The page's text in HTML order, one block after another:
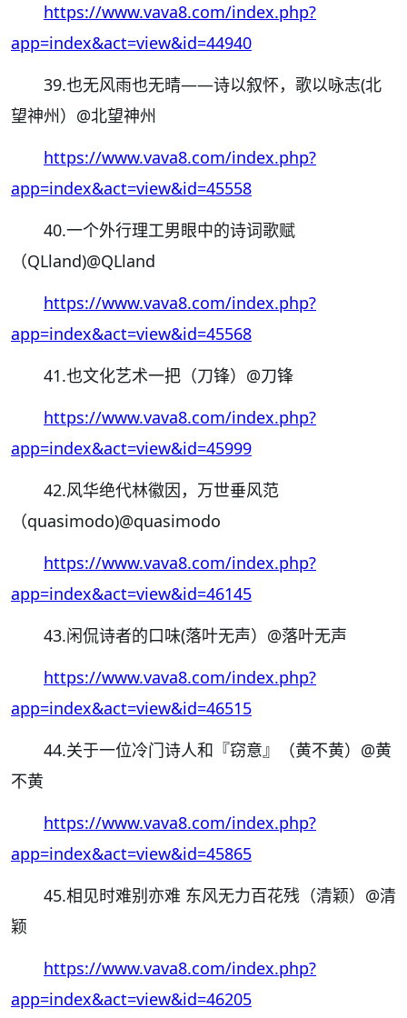
https://www.vava8.com/index.php?
app=index&act=view&id=44940
39.也无风雨也无晴——诗以叙怀，歌以咏志(北
望神州） @北望神州
https://www.vava8.com/index.php?
app=index&act=view&id=45558
40.一个外行理工男眼中的诗词歌赋
（QLland)@QLland
https://www.vava8.com/index.php?
app=index&act=view&id=45568
41.也文化艺术一把（刀锋） @刀锋
https://www.vava8.com/index.php?
app=index&act=view&id=45999
42.风华绝代林徽因，万世垂风范
（quasimodo)@quasimodo
https://www.vava8.com/index.php?
app=index&act=view&id=46145
43.闲侃诗者的口味(落叶无声） @落叶无声
https://www.vava8.com/index.php?
app=index&act=view&id=46515
44.关于一位冷门诗人和『窃意』（黄不黄） @黄
不黄
https://www.vava8.com/index.php?
app=index&act=view&id=45865
45.相见时难别亦难 东风无力百花残（清颖） @清
颖
https://www.vava8.com/index.php?
app=index&act=view&id=46205